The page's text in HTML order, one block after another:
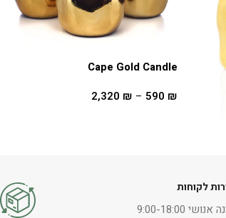
Cape Gold Candle
590 ₪
–
2,320 ₪
לקוחות
9:00-18:00